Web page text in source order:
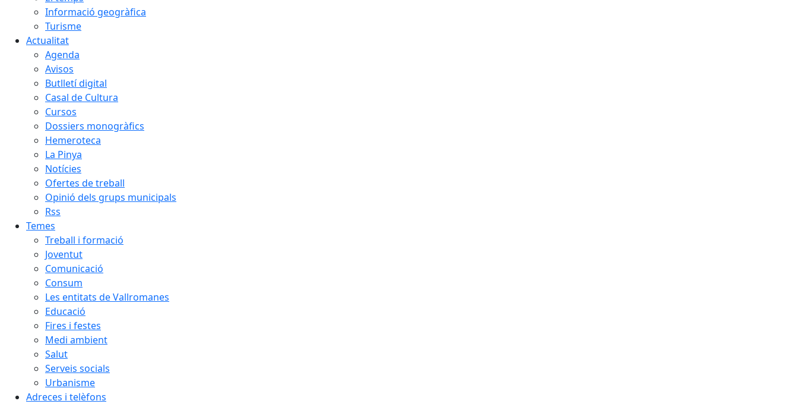
Informació geogràfica
Turisme
Actualitat
Agenda
Avisos
Butlletí digital
Casal de Cultura
Cursos
Dossiers monogràfics
Hemeroteca
La Pinya
Notícies
Ofertes de treball
Opinió dels grups municipals
Rss
Temes
Treball i formació
Joventut
Comunicació
Consum
Les entitats de Vallromanes
Educació
Fires i festes
Medi ambient
Salut
Serveis socials
Urbanisme
Adreces i telèfons